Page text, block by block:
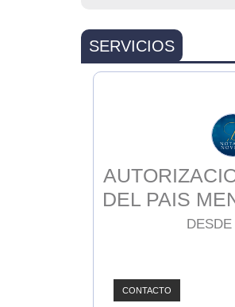
SERVICIOS
DEL PAIS
DESDE
CONTACTO